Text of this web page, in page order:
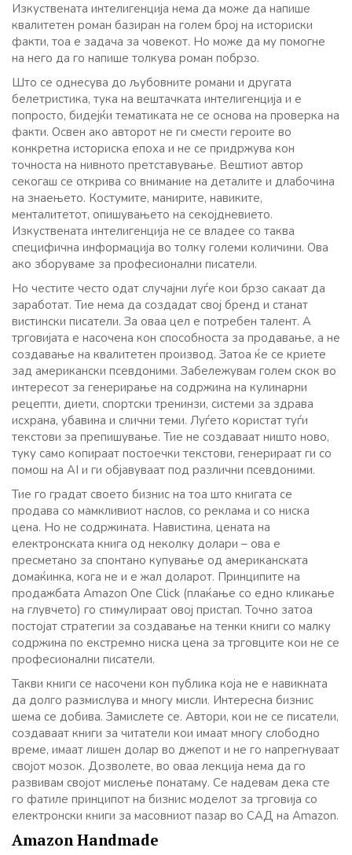
Изкуствената интелигенција нема да може да напише
квалитетен роман базиран на голем број на историски
факти, тоа е задача за човекот. Но може да му помогне
на него да го напише толкува роман побрзо.
Што се однесува до љубовните романи и другата
белетристика, тука на вештачката интелигенција и е
попросто, бидејќи тематиката не се основа на проверка на
факти. Освен ако авторот не ги смести героите во
конкретна историска епоха и не се придржува кон
точноста на нивното претставување. Вештиот автор
секогаш се открива со внимание на деталите и длабочина
на знаењето. Костумите, манирите, навиките,
менталитетот, опишувањето на секојдневието.
Изкуствената интелигенција не се владее со таква
специфична информација во толку големи количини. Ова
ако зборуваме за професионални писатели.
Но честите често одат случајни луѓе кои брзо сакаат да
заработат. Тие нема да создадат свој бренд и станат
вистински писатели. За оваа цел е потребен талент. А
трговијата е насочена кон способноста за продавање, а не
создавање на квалитетен производ. Затоа ќе се криете
зад американски псевдоними. Забележувам голем скок во
интересот за генерирање на содржина на кулинарни
рецепти, диети, спортски тренинзи, системи за здрава
исхрана, убавина и слични теми. Луѓето користат туѓи
текстови за препишување. Тие не создаваат ништо ново,
туку само копираат постоечки текстови, генерираат ги со
помош на AI и ги објавуваат под различни псевдоними.
Тие го градат своето бизнис на тоа што книгата се
продава со мамкливиот наслов, со реклама и со ниска
цена. Но не содржината. Навистина, цената на
електронската книга од неколку долари – ова е
пресметано за спонтано купување од американската
домаќинка, кога не и е жал доларот. Принципите на
продажбата Amazon One Click (плаќање со едно кликање
на глувчето) го стимулираат овој пристап. Точно затоа
постојат стратегии за создавање на тенки книги со малку
содржина по екстремно ниска цена за трговците кои не се
професионални писатели.
Такви книги се насочени кон публика која не е навикната
да долго размислува и многу мисли. Интересна бизнис
шема се добива. Замислете се. Автори, кои не се писатели,
создаваат книги за читатели кои имаат многу слободно
време, имаат лишен долар во джепот и не го напрегнуваат
својот мозок. Дозволете, во оваа лекција нема да го
развивам својот мислење понатаму. Се надевам дека сте
го фатиле принципот на бизнис моделот за трговија со
електронски книги за масовниот пазар во САД на Amazon.
Amazon Handmade